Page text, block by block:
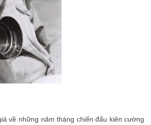
về những năm tháng chiến đấu kiên cường